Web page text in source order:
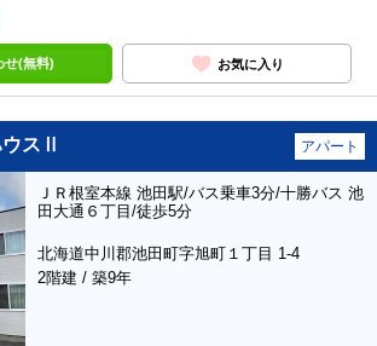
せ(無料) お気に入り
スⅡ アパート
ＪＲ根室本線 池田駅/バス乗車3分/十勝バス 池
田大通６丁目/徒歩5分
北海道中川郡池田町字旭町１丁目 1-4
2階建 / 築9年